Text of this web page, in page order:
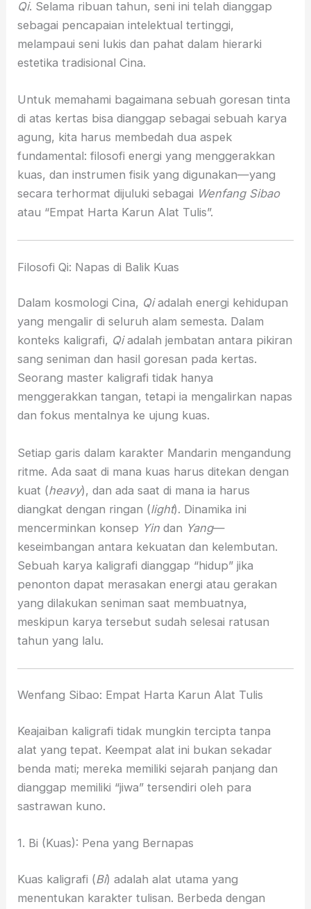
Qi. Selama ribuan tahun, seni ini telah dianggap
sebagai pencapaian intelektual tertinggi,
melampaui seni lukis dan pahat dalam hierarki
estetika tradisional Cina.
Untuk memahami bagaimana sebuah goresan tinta
di atas kertas bisa dianggap sebagai sebuah karya
agung, kita harus membedah dua aspek
fundamental: filosofi energi yang menggerakkan
kuas, dan instrumen fisik yang digunakan—yang
secara terhormat dijuluki sebagai Wenfang Sibao
atau “Empat Harta Karun Alat Tulis”.
Filosofi Qi: Napas di Balik Kuas
Dalam kosmologi Cina, Qiadalah energi kehidupan
yang mengalir di seluruh alam semesta. Dalam
konteks kaligrafi, Qiadalah jembatan antara pikiran
sang seniman dan hasil goresan pada kertas.
Seorang master kaligrafi tidak hanya
menggerakkan tangan, tetapi ia mengalirkan napas
dan fokus mentalnya ke ujung kuas.
Setiap garis dalam karakter Mandarin mengandung
ritme. Ada saat di mana kuas harus ditekan dengan
kuat (heavy), dan ada saat di mana ia harus
diangkat dengan ringan (light). Dinamika ini
mencerminkan konsep Yin dan Yang—
keseimbangan antara kekuatan dan kelembutan.
Sebuah karya kaligrafi dianggap “hidup” jika
penonton dapat merasakan energi atau gerakan
yang dilakukan seniman saat membuatnya,
meskipun karya tersebut sudah selesai ratusan
tahun yang lalu.
Wenfang Sibao: Empat Harta Karun Alat Tulis
Keajaiban kaligrafi tidak mungkin tercipta tanpa
alat yang tepat. Keempat alat ini bukan sekadar
benda mati; mereka memiliki sejarah panjang dan
dianggap memiliki “jiwa” tersendiri oleh para
sastrawan kuno.
1. Bi (Kuas): Pena yang Bernapas
Kuas kaligrafi (Bi) adalah alat utama yang
menentukan karakter tulisan. Berbeda dengan